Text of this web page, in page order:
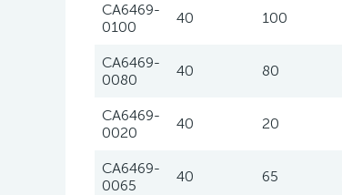
CA6469-
0100
40 100
CA6469-
0080
40 80
CA6469-
0020
40 20
CA6469-
0065
40 65